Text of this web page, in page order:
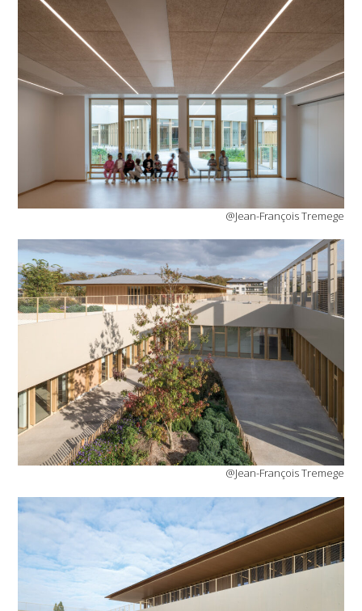
@Jean-François Tremege
@Jean-François Tremege